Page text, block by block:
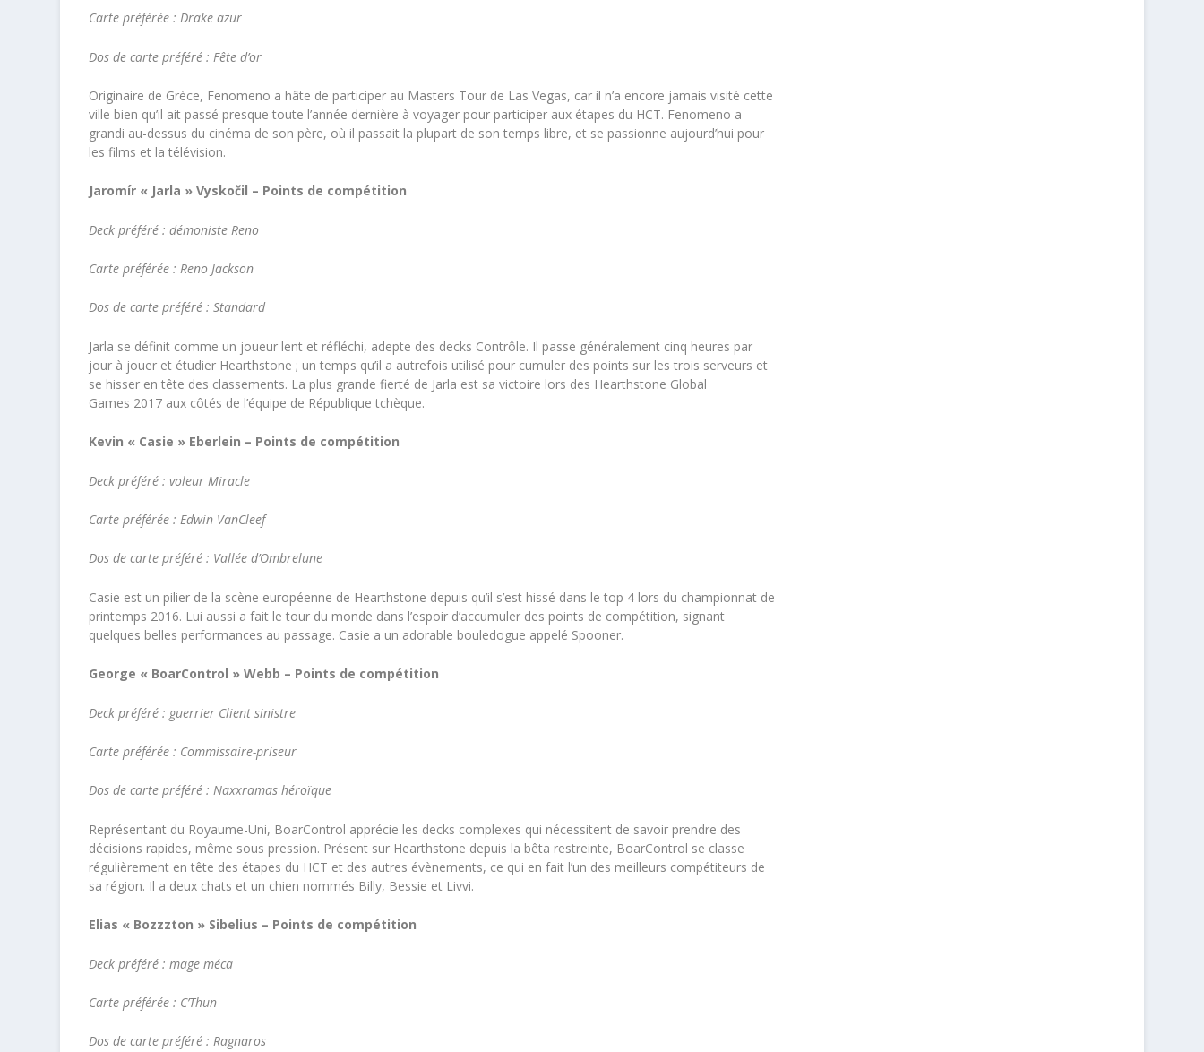
Carte préférée : Drake azur
Dos de carte préféré : Fête d’or
Originaire de Grèce, Fenomeno a hâte de participer au Masters Tour de Las Vegas, car il n’a encore jamais visité cette
ville bien qu’il ait passé presque toute l’année dernière à voyager pour participer aux étapes du HCT. Fenomeno a
grandi au-dessus du cinéma de son père, où il passait la plupart de son temps libre, et se passionne aujourd’hui pour
les films et la télévision.
Jaromír « Jarla » Vyskočil – Points de compétition
Deck préféré : démoniste Reno
Carte préférée : Reno Jackson
Dos de carte préféré : Standard
Jarla se définit comme un joueur lent et réfléchi, adepte des decks Contrôle. Il passe généralement cinq heures par
jour à jouer et étudier Hearthstone ; un temps qu’il a autrefois utilisé pour cumuler des points sur les trois serveurs et
se hisser en tête des classements. La plus grande fierté de Jarla est sa victoire lors des Hearthstone Global
Games 2017 aux côtés de l’équipe de République tchèque.
Kevin « Casie » Eberlein – Points de compétition
Deck préféré : voleur Miracle
Carte préférée : Edwin VanCleef
Dos de carte préféré : Vallée d’Ombrelune
Casie est un pilier de la scène européenne de Hearthstone depuis qu’il s’est hissé dans le top 4 lors du championnat de
printemps 2016. Lui aussi a fait le tour du monde dans l’espoir d’accumuler des points de compétition, signant
quelques belles performances au passage. Casie a un adorable bouledogue appelé Spooner.
George « BoarControl » Webb – Points de compétition
Deck préféré : guerrier Client sinistre
Carte préférée : Commissaire-priseur
Dos de carte préféré : Naxxramas héroïque
Représentant du Royaume-Uni, BoarControl apprécie les decks complexes qui nécessitent de savoir prendre des
décisions rapides, même sous pression. Présent sur Hearthstone depuis la bêta restreinte, BoarControl se classe
régulièrement en tête des étapes du HCT et des autres évènements, ce qui en fait l’un des meilleurs compétiteurs de
sa région. Il a deux chats et un chien nommés Billy, Bessie et Livvi.
Elias « Bozzzton » Sibelius – Points de compétition
Deck préféré : mage méca
Carte préférée : C’Thun
Dos de carte préféré : Ragnaros